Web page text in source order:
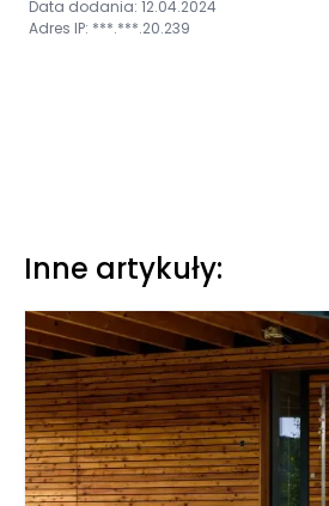
Data dodania: 12.04.2024
Adres IP: ***.***.20.239
Inne artykuły: